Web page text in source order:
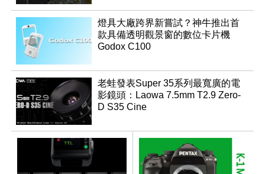
燈具大廠跨界新嘗試？神牛推出首
款具備透明觀景窗的數位卡片機
Godox C100
老蛙發表Super 35系列最寬廣的電
影鏡頭：Laowa 7.5mm T2.9 Zero-
D S35 Cine